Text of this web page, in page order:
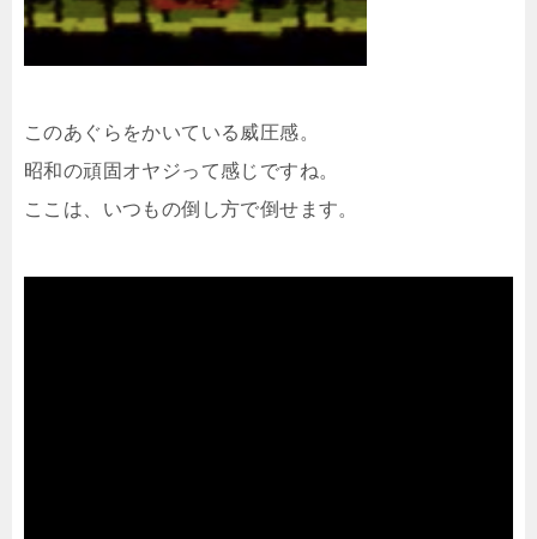
このあぐらをかいている威圧感。
昭和の頑固オヤジって感じですね。
ここは、いつもの倒し方で倒せます。